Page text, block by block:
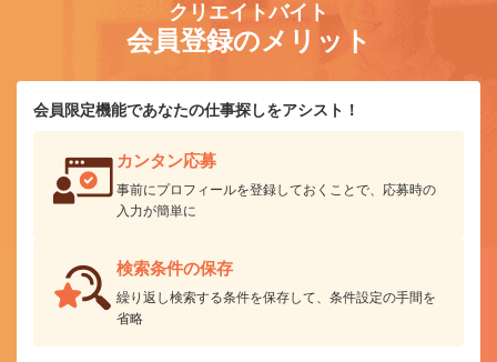
クリエイトバイト
会員登録のメリット
会員限定機能であなたの仕事探しをアシスト！
カンタン応募
事前にプロフィールを登録しておくことで、応募時の
入力が簡単に
検索条件の保存
繰り返し検索する条件を保存して、条件設定の手間を
省略